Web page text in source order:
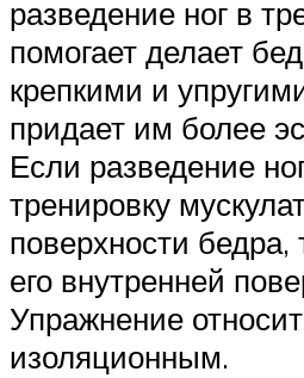
разведение ног в
помогает делает
крепкими и
придает им более
Если разведение
тренировку
поверхности бедра,
его внутренней
Упражнение
изоляционным.